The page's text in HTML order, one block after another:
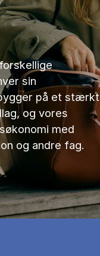
sin
på et stærkt
og vores
med
og andre fag.